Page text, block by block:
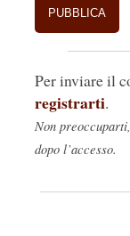
Per inviare il
registrarti.
Non
dopo l’accesso.